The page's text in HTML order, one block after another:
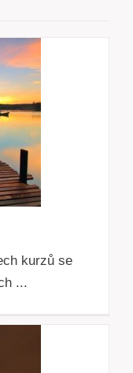
kurzů se
...